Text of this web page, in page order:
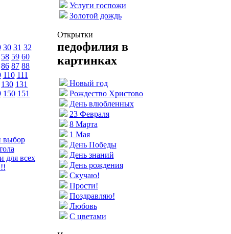
30 31 32
58 59 60
86 87 88
110 111
130 131
150 151
выбор
для всех
Услуги госпожи
Золотой дождь
Открытки
педофилия в
картинках
Новый год
Рождество Христово
День влюбленных
23 Февраля
8 Марта
1 Мая
День Победы
День знаний
День рождения
Скучаю!
Прости!
Поздравляю!
Любовь
С цветами